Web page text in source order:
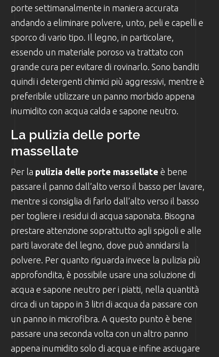
porte settimanalmente in maniera accurata
andando a eliminare polvere, unto, peli e capelli e
sporco di vario tipo. Il legno, in particolare,
essendo un materiale poroso va trattato con
grande cura per evitare di rovinarlo. Sono banditi
quindi i detergenti chimici più aggressivi, mentre è
preferibile utilizzare un panno morbido appena
inumidito con acqua calda e sapone neutro.
La pulizia delle porte
massellate
Per la pulizia delle porte massellateè bene
passare il panno dall’alto verso il basso per lavare,
mentre si consiglia di farlo dall’alto verso il basso
per togliere i residui di acqua saponata. Bisogna
prestare attenzione soprattutto agli spigoli e alle
parti lavorate del legno, dove può annidarsi la
polvere. Per quanto riguarda invece la pulizia più
approfondita, è possibile usare una soluzione di
acqua e sapone neutro per i piatti, nella quantità
circa di un tappo in 3 litri di acqua da passare con
un panno in microfibra. A questo punto è bene
passare una seconda volta con un altro panno
appena inumidito solo di acqua e infine asciugare